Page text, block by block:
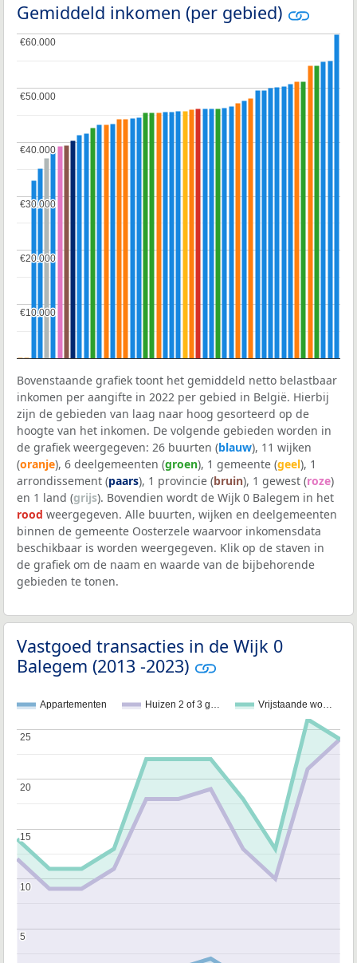
Gemiddeld inkomen (per gebied)
€10.000
€10.000
€20.000
€20.000
€30.000
€30.000
€40.000
€40.000
€50.000
€50.000
€60.000
€60.000
Bovenstaande grafiek toont het gemiddeld netto belastbaar
inkomen per aangifte in 2022 per gebied in België. Hierbij
zijn de gebieden van laag naar hoog gesorteerd op de
hoogte van het inkomen. De volgende gebieden worden in
de grafiek weergegeven: 26 buurten (blauw), 11 wijken
(oranje), 6 deelgemeenten (groen), 1 gemeente (geel), 1
arrondissement (paars), 1 provincie (bruin), 1 gewest (roze)
en 1 land (grijs). Bovendien wordt de Wijk 0 Balegem in het
rood weergegeven. Alle buurten, wijken en deelgemeenten
binnen de gemeente Oosterzele waarvoor inkomensdata
beschikbaar is worden weergegeven. Klik op de staven in
de grafiek om de naam en waarde van de bijbehorende
gebieden te tonen.
Vastgoed transacties in de Wijk 0
Balegem (2013 -2023)
Appartementen Huizen 2 of 3 g… Vrijstaande wo…
5
5
10
10
15
15
20
20
25
25